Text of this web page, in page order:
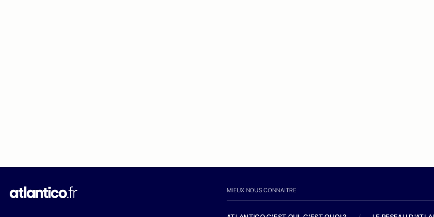
MIEUX NOUS CONNAITRE